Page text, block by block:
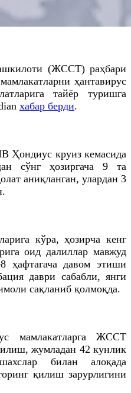
(ЖССТ) раҳбари
ҳантавирус
тайёр туришга
хабар берди.
Ҳондиус круиз кемасида
сўнг ҳозиргача 9 та
аниқланган, улардан 3
кўра, ҳозирча кенг
оид далиллар мавжуд
ҳафтагача давом этиши
даври сабабли, янги
сақланиб қолмоқда.
мамлакатларга ЖССТ
жумладан 42 кунлик
билан алоқада
қилиш зарурлигини